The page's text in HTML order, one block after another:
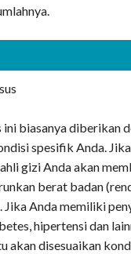
biasanya diberikan
spesifik Anda.
gizi Anda akan
berat badan
Jika Anda memiliki
hipertensi dan
akan disesuaikan